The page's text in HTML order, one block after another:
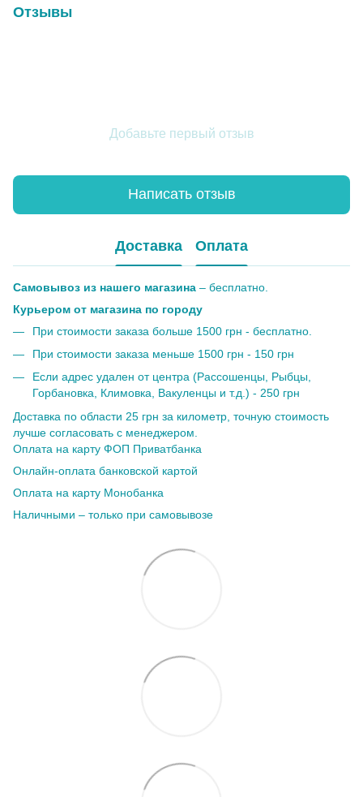
Отзывы
Добавьте первый отзыв
Написать отзыв
Доставка Оплата
Самовывоз из нашего магазина – бесплатно.
Курьером от магазина по городу
При стоимости заказа больше 1500 грн - бесплатно.
При стоимости заказа меньше 1500 грн - 150 грн
Если адрес удален от центра (Рассошенцы, Рыбцы,
Горбановка, Климовка, Вакуленцы и т.д.) - 250 грн
Доставка по области 25 грн за километр, точную стоимость
лучше согласовать с менеджером.
Оплата на карту ФОП Приватбанка
Онлайн-оплата банковской картой
Оплата на карту Монобанка
Наличными – только при самовывозе